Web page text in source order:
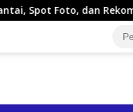
Rekomendasi Lumpia